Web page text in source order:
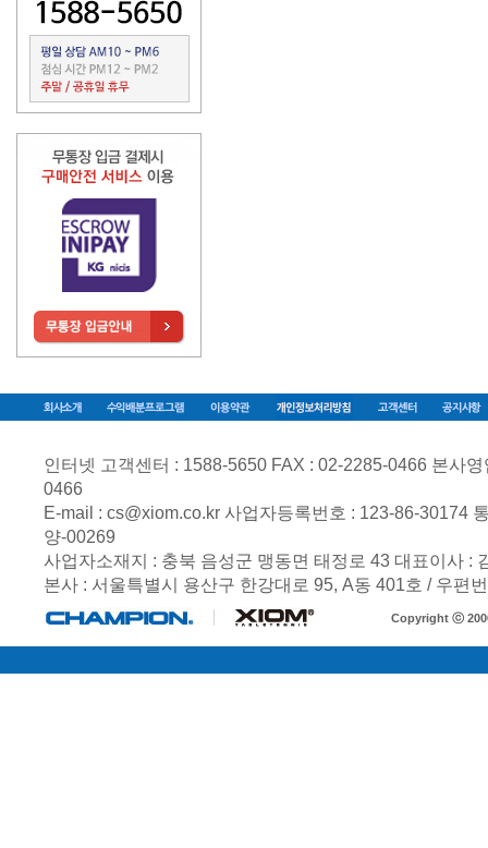
인터넷 고객센터 : 1588-5650 FAX : 02-2285-0466 본사
0466
E-mail : cs@xiom.co.kr사업자등록번호 : 123-86-30174
양-00269
사업자소재지 : 충북 음성군 맹동면 태정로 43 대표이사 :
본사 : 서울특별시 용산구 한강대로 95, A동 401호 / 우편
Copyright ⓒ